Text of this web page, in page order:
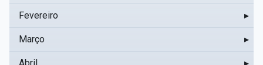
Fevereiro ▸
Março ▸